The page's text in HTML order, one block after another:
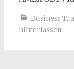
Business
hinterlassen